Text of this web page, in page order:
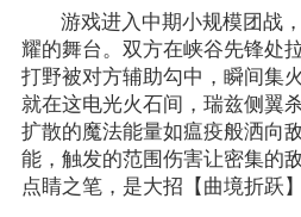
游戏进入中期小规模团战
耀的舞台。双方在峡谷先锋处
打野被对方辅助勾中，瞬间集
就在这电光火石间，瑞兹侧翼
扩散的魔法能量如瘟疫般洒向
能，触发的范围伤害让密集的
点睛之笔，是大招【曲境折跃